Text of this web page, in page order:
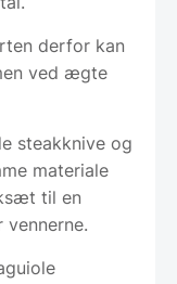
derfor kan
ved ægte
steakknive og
materiale
til en